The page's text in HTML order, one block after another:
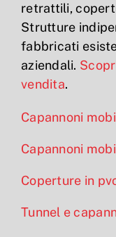
retrattili,
Strutture
fabbricati
aziendali.
vendita.
Capannoni
Capannoni
Coperture in
Tunnel e